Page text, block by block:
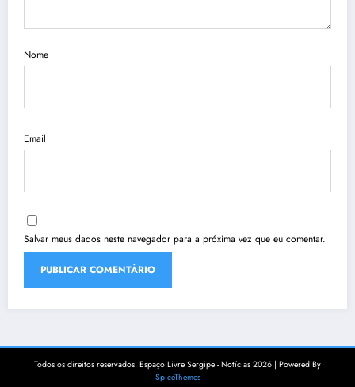
Nome
Email
Salvar meus dados neste navegador para a próxima vez que eu comentar.
Todos os direitos reservados. Espaço Livre Sergipe - Notícias 2026 | Powered By
SpiceThemes